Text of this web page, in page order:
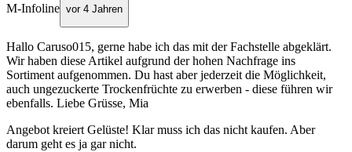
M-Infoline vor 4 Jahren
Hallo Caruso015, gerne habe ich das mit der Fachstelle abgeklärt.
Wir haben diese Artikel aufgrund der hohen Nachfrage ins
Sortiment aufgenommen. Du hast aber jederzeit die Möglichkeit,
auch ungezuckerte Trockenfrüchte zu erwerben - diese führen wir
ebenfalls. Liebe Grüsse, Mia
Angebot kreiert Gelüste! Klar muss ich das nicht kaufen. Aber
darum geht es ja gar nicht.